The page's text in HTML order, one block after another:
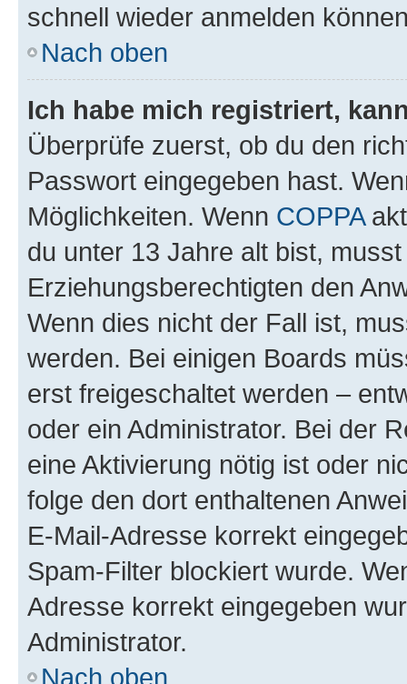
schnell wieder anmelden
Nach oben
Ich habe mich registriert,
Überprüfe zuerst, ob du den
Passwort eingegeben hast.
Möglichkeiten. Wenn COPPA
du unter 13 Jahre alt bist,
Erziehungsberechtigten den
Wenn dies nicht der Fall ist,
werden. Bei einigen Boards
erst freigeschaltet werden –
oder ein Administrator. Bei der
eine Aktivierung nötig ist oder
folge den dort enthaltenen
E-Mail-Adresse korrekt
Spam-Filter blockiert wurde.
Adresse korrekt eingegeben
Administrator.
Nach oben